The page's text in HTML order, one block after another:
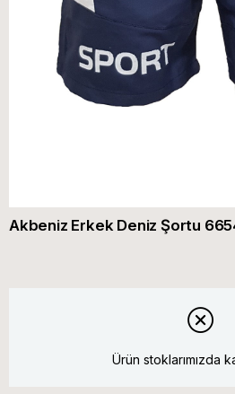
Akbeniz Erkek Deniz Şortu
Ürün stoklarımızda